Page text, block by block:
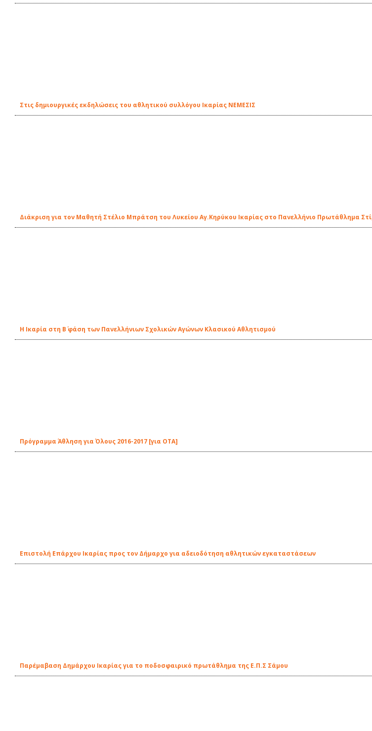
Στις δημιουργικές εκδηλώσεις του αθλητικού συλλόγου Ικαρίας ΝΕΜΕΣΙΣ
Διάκριση για τον Μαθητή Στέλιο Μπράτση του Λυκείου Αγ.Κηρύκου Ικαρίας στο Πανελλήνιο Πρωτάθλημα
Η Ικαρία στη Β΄ φάση των Πανελλήνιων Σχολικών Αγώνων Κλασικού Αθλητισμού
Πρόγραμμα Άθληση για Όλους 2016-2017 [για ΟΤΑ]
Επιστολή Επάρχου Ικαρίας προς τον Δήμαρχο για αδειοδότηση αθλητικών εγκαταστάσεων
Παρέμαβαση Δημάρχου Ικαρίας για το ποδοσφαιρικό πρωτάθλημα της Ε.Π.Σ Σάμου